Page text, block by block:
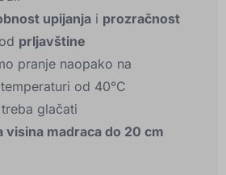
upijanja i prozračnost
prljavštine
pranje naopako na
od 40°C
glačati
visina madraca do 20 cm